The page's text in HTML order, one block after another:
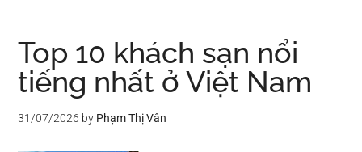
cho
bệnh
tiểu
đường
Top 10 khách sạn nổi
tiếng nhất ở Việt Nam
31/07/2026 by Phạm Thị Vân